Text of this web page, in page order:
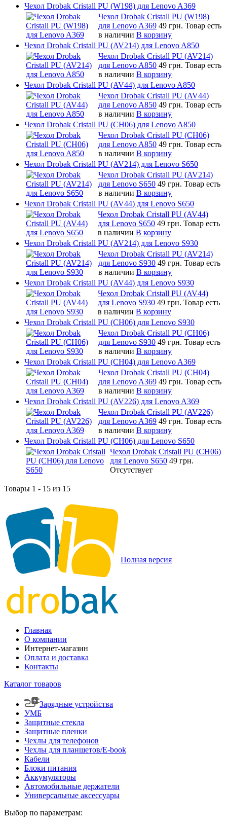
Чехол Drobak Cristall PU (W198) для Lenovo A369
Чехол Drobak Cristall PU (W198)
для Lenovo A369 49 грн. Товар есть
в наличии В корзину
Чехол Drobak Cristall PU (AV214) для Lenovo A850
Чехол Drobak Cristall PU (AV214)
для Lenovo A850 49 грн. Товар есть
в наличии В корзину
Чехол Drobak Cristall PU (AV44) для Lenovo A850
Чехол Drobak Cristall PU (AV44)
для Lenovo A850 49 грн. Товар есть
в наличии В корзину
Чехол Drobak Cristall PU (CH06) для Lenovo A850
Чехол Drobak Cristall PU (CH06)
для Lenovo A850 49 грн. Товар есть
в наличии В корзину
Чехол Drobak Cristall PU (AV214) для Lenovo S650
Чехол Drobak Cristall PU (AV214)
для Lenovo S650 49 грн. Товар есть
в наличии В корзину
Чехол Drobak Cristall PU (AV44) для Lenovo S650
Чехол Drobak Cristall PU (AV44)
для Lenovo S650 49 грн. Товар есть
в наличии В корзину
Чехол Drobak Cristall PU (AV214) для Lenovo S930
Чехол Drobak Cristall PU (AV214)
для Lenovo S930 49 грн. Товар есть
в наличии В корзину
Чехол Drobak Cristall PU (AV44) для Lenovo S930
Чехол Drobak Cristall PU (AV44)
для Lenovo S930 49 грн. Товар есть
в наличии В корзину
Чехол Drobak Cristall PU (CH06) для Lenovo S930
Чехол Drobak Cristall PU (CH06)
для Lenovo S930 49 грн. Товар есть
в наличии В корзину
Чехол Drobak Cristall PU (CH04) для Lenovo A369
Чехол Drobak Cristall PU (CH04)
для Lenovo A369 49 грн. Товар есть
в наличии В корзину
Чехол Drobak Cristall PU (AV226) для Lenovo A369
Чехол Drobak Cristall PU (AV226)
для Lenovo A369 49 грн. Товар есть
в наличии В корзину
Чехол Drobak Cristall PU (CH06) для Lenovo S650
Чехол Drobak Cristall PU (CH06)
для Lenovo S650 49 грн.
Отсутствует
Товары 1 - 15 из 15
Полная версия
Главная
О компании
Интернет-магазин
Оплата и доставка
Контакты
Каталог товаров
Зарядные устройства
УМБ
Защитные стекла
Защитные пленки
Чехлы для телефонов
Чехлы для планшетов/E-book
Кабели
Блоки питания
Аккумуляторы
Автомобильные держатели
Универсальные аксессуары
Выбор по параметрам: